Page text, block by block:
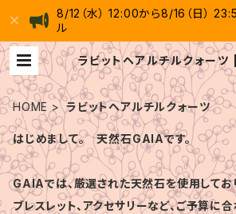
8/12（水） 12:00から8/16（日）
ル
ラビットヘアルチルクォー
GAIA
HOME ラビットヘアルチルクォーツ
はじめまして。 天然石GAIAです。
GAIAでは、厳選された天然石を使用してお
ブレスレット、アクセサリーなど、ご予算に